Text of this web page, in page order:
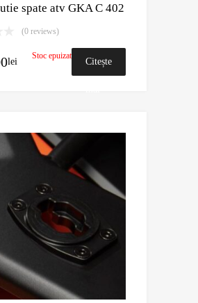
spate atv GKA C 402
(0 reviews)
lei
Stoc epuizat
Citește